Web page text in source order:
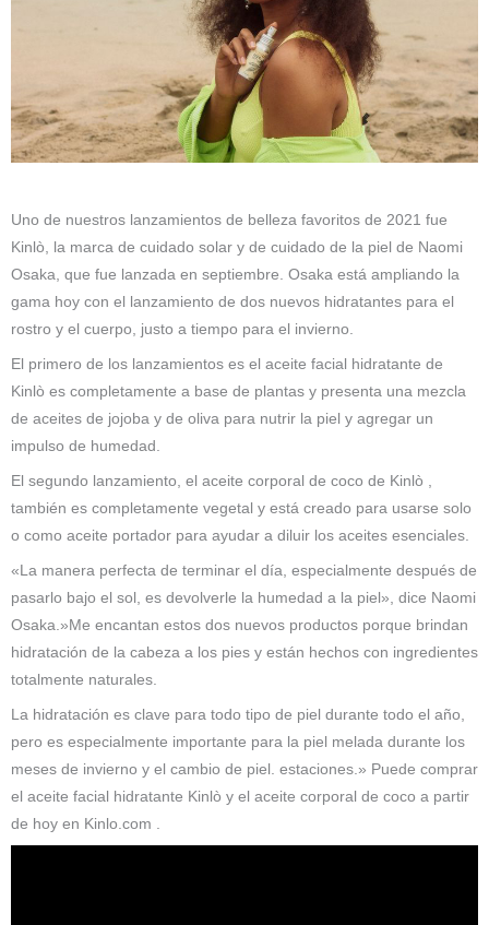
Uno de nuestros lanzamientos de belleza favoritos de 2021 fue
Kinlò, la marca de cuidado solar y de cuidado de la piel de Naomi
Osaka, que fue lanzada en septiembre. Osaka está ampliando la
gama hoy con el lanzamiento de dos nuevos hidratantes para el
rostro y el cuerpo, justo a tiempo para el invierno.
El primero de los lanzamientos es el aceite facial hidratante de
Kinlò es completamente a base de plantas y presenta una mezcla
de aceites de jojoba y de oliva para nutrir la piel y agregar un
impulso de humedad.
El segundo lanzamiento, el aceite corporal de coco de Kinlò ,
también es completamente vegetal y está creado para usarse solo
o como aceite portador para ayudar a diluir los aceites esenciales.
«La manera perfecta de terminar el día, especialmente después de
pasarlo bajo el sol, es devolverle la humedad a la piel», dice Naomi
Osaka.»Me encantan estos dos nuevos productos porque brindan
hidratación de la cabeza a los pies y están hechos con ingredientes
totalmente naturales.
La hidratación es clave para todo tipo de piel durante todo el año,
pero es especialmente importante para la piel melada durante los
meses de invierno y el cambio de piel. estaciones.» Puede comprar
el aceite facial hidratante Kinlò y el aceite corporal de coco a partir
de hoy en Kinlo.com .